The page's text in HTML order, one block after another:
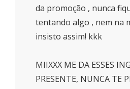
da promoção , nunca
tentando algo , nem na
insisto assim! kkk
MIIXXX ME DA ESSES
PRESENTE, NUNCA TE